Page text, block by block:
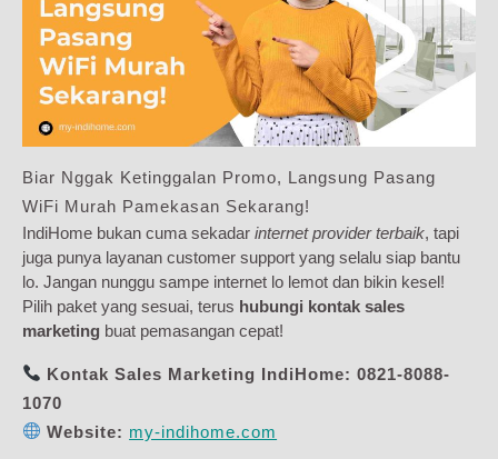
Biar Nggak Ketinggalan Promo, Langsung Pasang
WiFi Murah Pamekasan Sekarang!
IndiHome bukan cuma sekadar internet provider terbaik, tapi
juga punya layanan customer support yang selalu siap bantu
lo. Jangan nunggu sampe internet lo lemot dan bikin kesel!
Pilih paket yang sesuai, terus hubungi kontak sales
marketing buat pemasangan cepat!
Kontak Sales Marketing IndiHome: 0821-8088-
1070
Website: my-indihome.com